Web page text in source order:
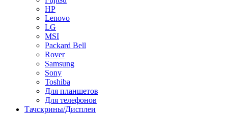
HP
Lenovo
LG
MSI
Packard Bell
Rover
Samsung
Sony
Toshiba
Для планшетов
Для телефонов
Тачскрины/Дисплеи